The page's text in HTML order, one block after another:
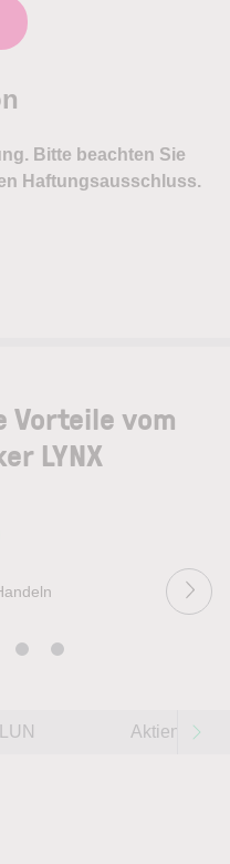
Vorteile vom
LYNX
Aktien im